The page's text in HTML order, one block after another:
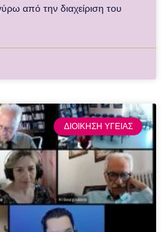
από την διαχείριση του
ΔΙΟΙΚΗΣΗ ΥΓΕΙΑΣ